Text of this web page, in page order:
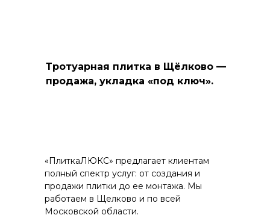
Тротуарная плитка в Щёлково —
продажа, укладка «под ключ».
«ПлиткаЛЮКС» предлагает клиентам
полный спектр услуг: от создания и
продажи плитки до ее монтажа. Мы
работаем в Щелково и по всей
Московской области.